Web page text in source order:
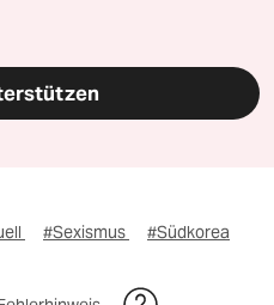
#Sexismus #Südkorea